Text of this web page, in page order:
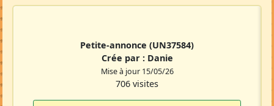
Petite-annonce (UN37584)
Crée par : Danie
Mise à jour 15/05/26
706 visites